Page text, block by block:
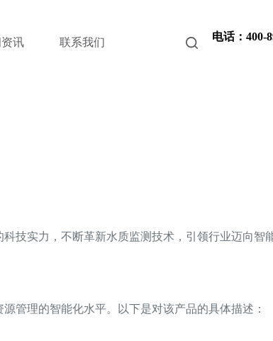
讯 联系我们 电话：400-
技实力，不断革新水质监测技术，引领行业迈向智
管理的智能化水平。以下是对该产品的具体描述：